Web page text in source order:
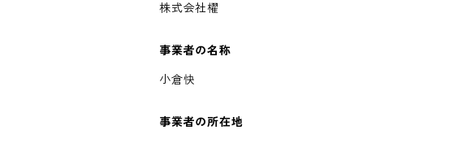
株式会社櫂
事業者の名称
小倉快
事業者の所在地